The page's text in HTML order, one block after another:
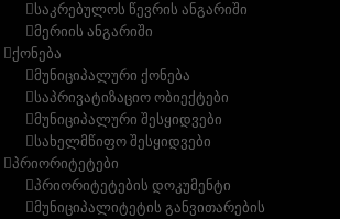
საკრებულოს წევრის ანგარიში
მერიის ანგარიში
ქონება
მუნიციპალური ქონება
საპრივატიზაციო ობიექტები
მუნიციპალური შესყიდვები
სახელმწიფო შესყიდვები
პრიორიტეტები
პრიორიტეტების დოკუმენტი
მუნიციპალიტეტის განვითარების